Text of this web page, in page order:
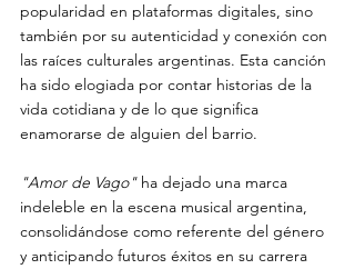
popularidad en plataformas digitales, sino
también por su autenticidad y conexión con
las raíces culturales argentinas. Esta canción
ha sido elogiada por contar historias de la
vida cotidiana y de lo que significa
enamorarse de alguien del barrio.
"Amor de Vago" ha dejado una marca
indeleble en la escena musical argentina,
consolidándose como referente del género
y anticipando futuros éxitos en su carrera